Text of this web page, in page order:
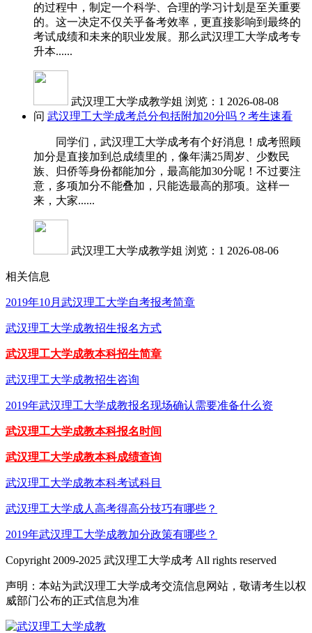
的过程中，制定一个科学、合理的学习计划是至关重要
的。这一决定不仅关乎备考效率，更直接影响到最终的
考试成绩和未来的职业发展。那么武汉理工大学成考专
升本......
武汉理工大学成教学姐 浏览：1 2026-08-08
问 武汉理工大学成考总分包括附加20分吗？考生速看
同学们，武汉理工大学成考有个好消息！成考照顾
加分是直接加到总成绩里的，像年满25周岁、少数民
族、归侨等身份都能加分，最高能加30分呢！不过要注
意，多项加分不能叠加，只能选最高的那项。这样一
来，大家......
武汉理工大学成教学姐 浏览：1 2026-08-06
相关信息
2019年10月武汉理工大学自考报考简章
武汉理工大学成教招生报名方式
武汉理工大学成教本科招生简章
武汉理工大学成教招生咨询
2019年武汉理工大学成教报名现场确认需要准备什么资
武汉理工大学成教本科报名时间
武汉理工大学成教本科成绩查询
武汉理工大学成教本科考试科目
武汉理工大学成人高考得高分技巧有哪些？
2019年武汉理工大学成教加分政策有哪些？
Copyright 2009-2025 武汉理工大学成考 All rights reserved
声明：本站为武汉理工大学成考交流信息网站，敬请考生以权
威部门公布的正式信息为准